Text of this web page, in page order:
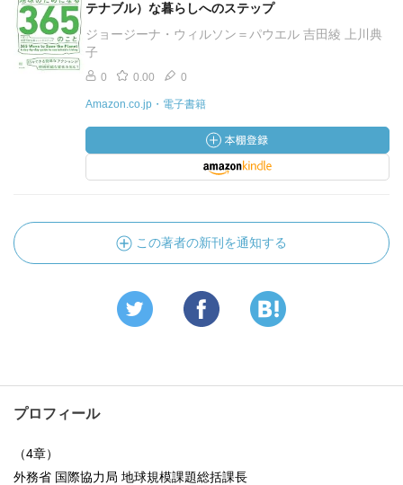
テナブル）な暮らしへのステップ
ジョージーナ・ウィルソン＝パウエル 吉田綾 上川典
子
0 0.00 0
Amazon.co.jp・電子書籍
この著者の新刊を通知する
プロフィール
（4章）
外務省 国際協力局 地球規模課題総括課長